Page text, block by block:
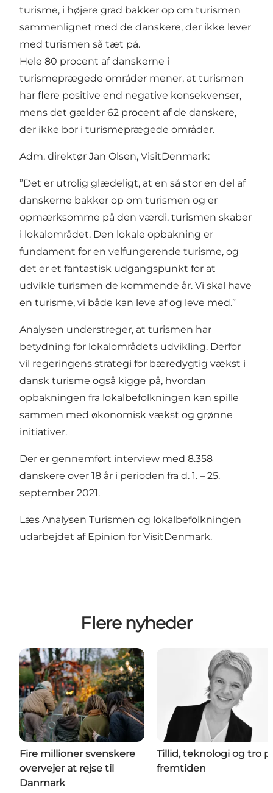
turisme, i højere grad bakker op om turismen
sammenlignet med de danskere, der ikke lever
med turismen så tæt på.
Hele 80 procent af danskerne i
turismeprægede områder mener, at turismen
har flere positive end negative konsekvenser,
mens det gælder 62 procent af de danskere,
der ikke bor i turismeprægede områder.
Adm. direktør Jan Olsen, VisitDenmark:
”Det er utrolig glædeligt, at en så stor en del af
danskerne bakker op om turismen og er
opmærksomme på den værdi, turismen skaber
i lokalområdet. Den lokale opbakning er
fundament for en velfungerende turisme, og
det er et fantastisk udgangspunkt for at
udvikle turismen de kommende år. Vi skal have
en turisme, vi både kan leve af og leve med.”
Analysen understreger, at turismen har
betydning for lokalområdets udvikling. Derfor
vil regeringens strategi for bæredygtig vækst i
dansk turisme også kigge på, hvordan
opbakningen fra lokalbefolkningen kan spille
sammen med økonomisk vækst og grønne
initiativer.
Der er gennemført interview med 8.358
danskere over 18 år i perioden fra d. 1. – 25.
september 2021.
Læs Analysen Turismen og lokalbefolkningen
udarbejdet af Epinion for VisitDenmark.
Flere nyheder
Fire millioner svenskere
overvejer at rejse til
Danmark
Tillid, teknologi og tro
fremtiden